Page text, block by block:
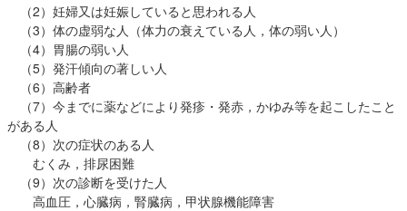
（2）妊婦又は妊娠していると思われる人
（3）体の虚弱な人（体力の衰えている人，体の弱い人）
（4）胃腸の弱い人
（5）発汗傾向の著しい人
（6）高齢者
（7）今までに薬などにより発疹・発赤，かゆみ等を起こしたこと
がある人
（8）次の症状のある人
むくみ，排尿困難
（9）次の診断を受けた人
高血圧，心臓病，腎臓病，甲状腺機能障害